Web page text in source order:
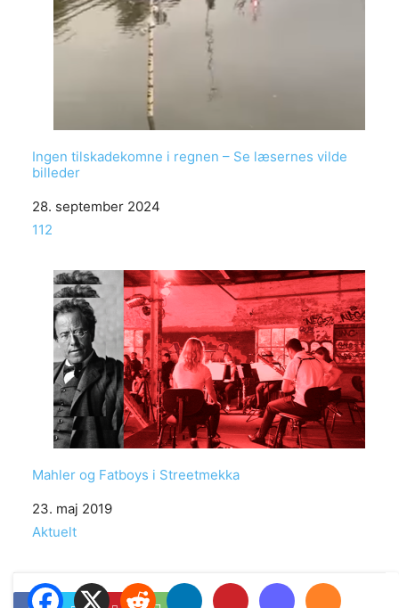
Ingen tilskadekomne i regnen – Se læsernes vilde
billeder
Date
28. september 2024
In relation to
112
Mahler og Fatboys i Streetmekka
Date
23. maj 2019
In relation to
Aktuelt